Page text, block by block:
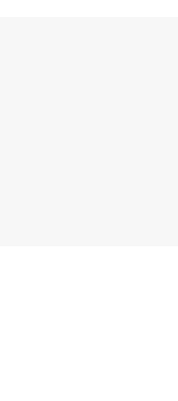
neuen Fenster geöffnet.